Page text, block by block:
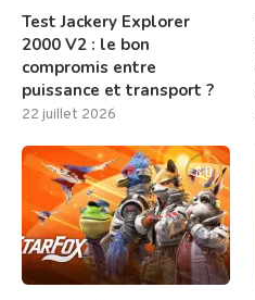
Test Jackery Explorer
2000 V2 : le bon
compromis entre
puissance et transport ?
22 juillet 2026
8.0